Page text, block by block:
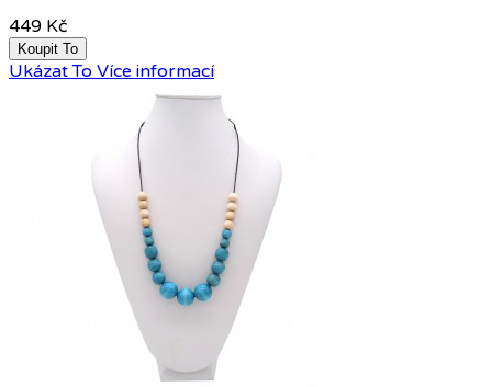
449 Kč
Koupit To
Ukázat To Více informací